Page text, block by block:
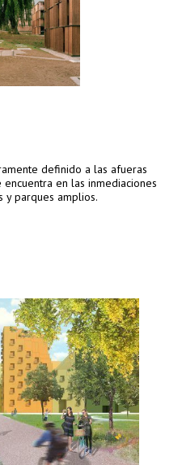
definido a las afueras
en las inmediaciones
y parques amplios.